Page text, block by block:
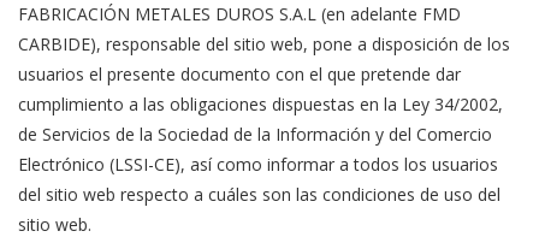
FABRICACIÓN METALES DUROS S.A.L (en adelante FMD
CARBIDE), responsable del sitio web, pone a disposición de los
usuarios el presente documento con el que pretende dar
cumplimiento a las obligaciones dispuestas en la Ley 34/2002,
de Servicios de la Sociedad de la Información y del Comercio
Electrónico (LSSI-CE), así como informar a todos los usuarios
del sitio web respecto a cuáles son las condiciones de uso del
sitio web.